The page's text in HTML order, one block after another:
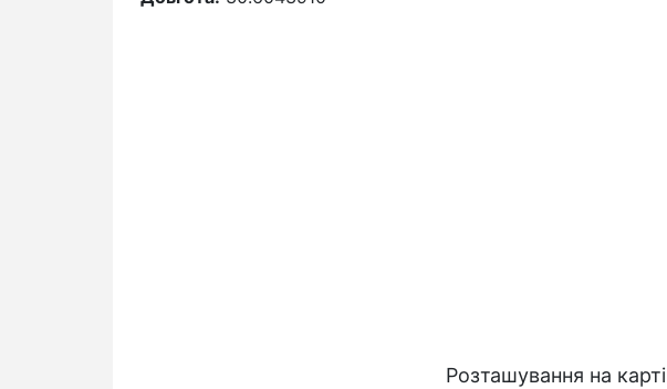
Розташування на карті